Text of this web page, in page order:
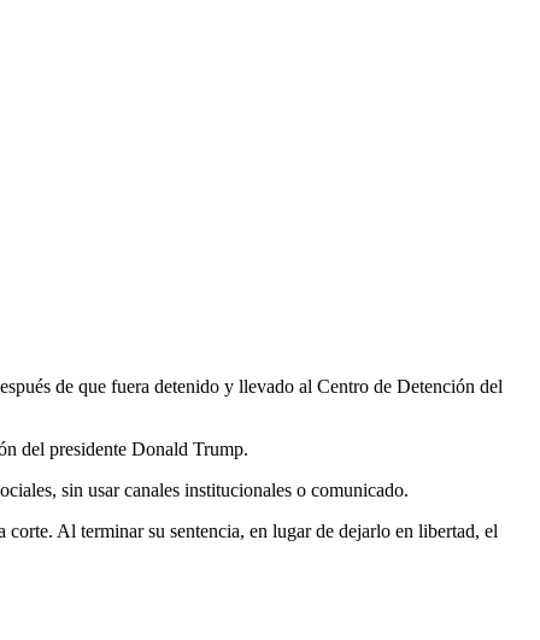
de que fuera detenido y llevado al Centro de Detención del
del presidente Donald Trump.
sin usar canales institucionales o comunicado.
Al terminar su sentencia, en lugar de dejarlo en libertad, el